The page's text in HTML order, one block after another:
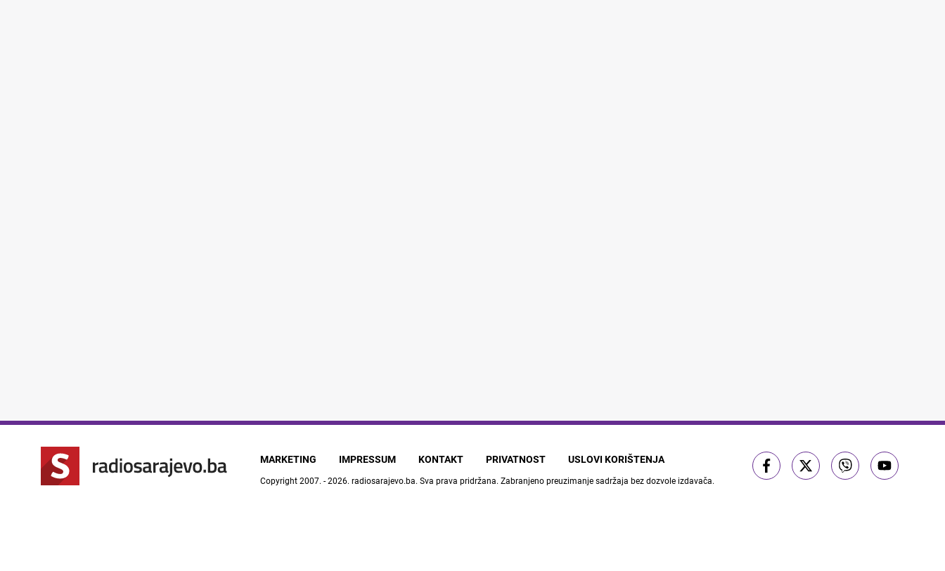
MARKETING IMPRESSUM KONTAKT PRIVATNOST USLOVI KORIŠTENJA
Copyright 2007. - 2026. radiosarajevo.ba. Sva prava pridržana. Zabranjeno preuzimanje sadržaja bez dozvole izdavača.